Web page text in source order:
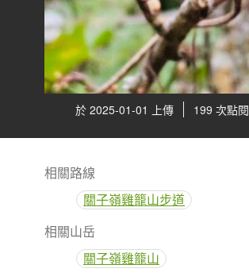
於 2025-01-01 上傳 199 次點閱
相關路線
關子嶺雞籠山步道
相關山岳
關子嶺雞籠山